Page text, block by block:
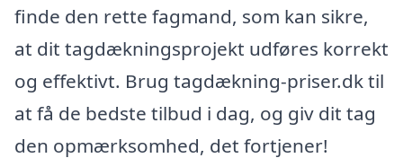
finde den rette fagmand, som kan sikre,
at dit tagdækningsprojekt udføres korrekt
og effektivt. Brug tagdækning-priser.dk til
at få de bedste tilbud i dag, og giv dit tag
den opmærksomhed, det fortjener!